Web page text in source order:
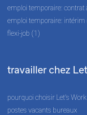
emploi temporaire: contrat
emploi temporaire: intérim
flexi-job (1)
travailler chez
pourquoi choisir Let's Work
postes vacants bureaux